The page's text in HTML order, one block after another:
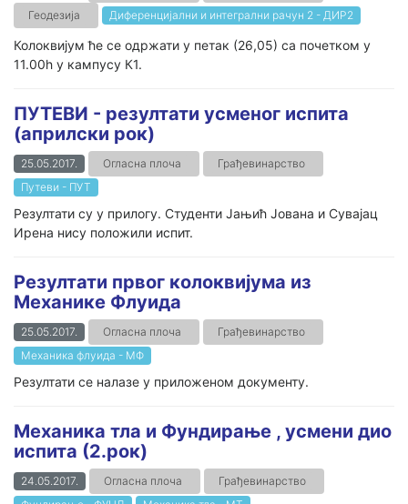
Геодезија
Диференцијални и интегрални рачун 2 - ДИР2
Колоквијум ће се одржати у петак (26,05) са почетком у
11.00h у кампусу К1.
ПУТЕВИ - резултати усменог испита
(априлски рок)
25.05.2017. Огласна плоча
Грађевинарство
Путеви - ПУТ
Резултати су у прилогу. Студенти Јањић Јована и Сувајац
Ирена нису положили испит.
Резултати првог колоквијума из
Механике Флуида
25.05.2017. Огласна плоча
Грађевинарство
Механика флуида - МФ
Резултати се налазе у приложеном документу.
Механика тла и Фундирање , усмени дио
испита (2.рок)
24.05.2017. Огласна плоча
Грађевинарство